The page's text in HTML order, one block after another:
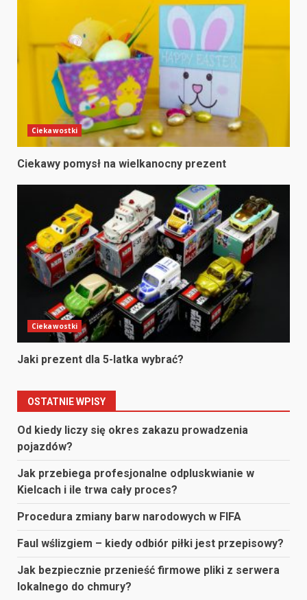
Ciekawostki
Ciekawy pomysł na wielkanocny prezent
Ciekawostki
Jaki prezent dla 5-latka wybrać?
OSTATNIE WPISY
Od kiedy liczy się okres zakazu prowadzenia
pojazdów?
Jak przebiega profesjonalne odpluskwianie w
Kielcach i ile trwa cały proces?
Procedura zmiany barw narodowych w FIFA
Faul wślizgiem – kiedy odbiór piłki jest przepisowy?
Jak bezpiecznie przenieść firmowe pliki z serwera
lokalnego do chmury?